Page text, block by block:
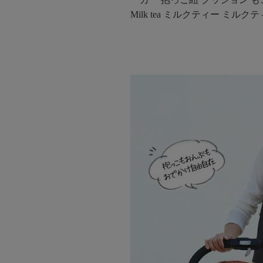
Milk tea ミルクティー ミルクテ